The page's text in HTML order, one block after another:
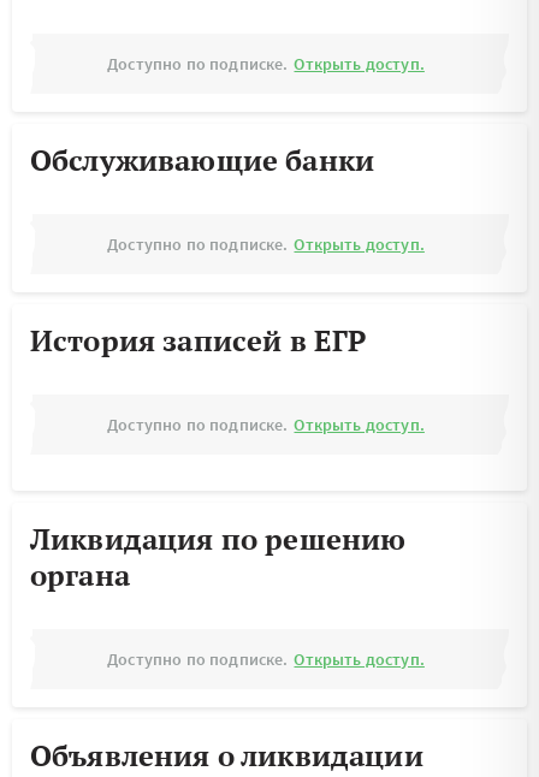
Доступно по подписке. Открыть доступ.
Обслуживающие банки
Доступно по подписке. Открыть доступ.
История записей в ЕГР
Доступно по подписке. Открыть доступ.
Ликвидация по решению
органа
Доступно по подписке. Открыть доступ.
Объявления о ликвидации